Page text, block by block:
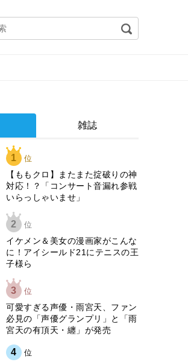
雑誌
1 位
【ももクロ】またまた掟破りの神
対応！？「コンサート音漏れ参戦
いらっしゃいませ」
2 位
イケメン＆美女の漫画家がこんな
に！アイシールド21にテニスの王
子様ら
3 位
可愛すぎる声優・雨宮天、ファン
必見の「声優グランプリ」と「雨
宮天の有頂天・纏」が発売
4 位